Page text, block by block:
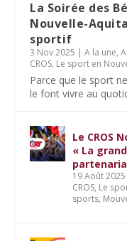
La Soirée des
Nouvelle-
sportif
3 Nov 2025 |A la une,
CROS, Le sport en
Parce que le sport
le font vivre au
Le CROS
« La
19 Août 2025
CROS, Le
sports,